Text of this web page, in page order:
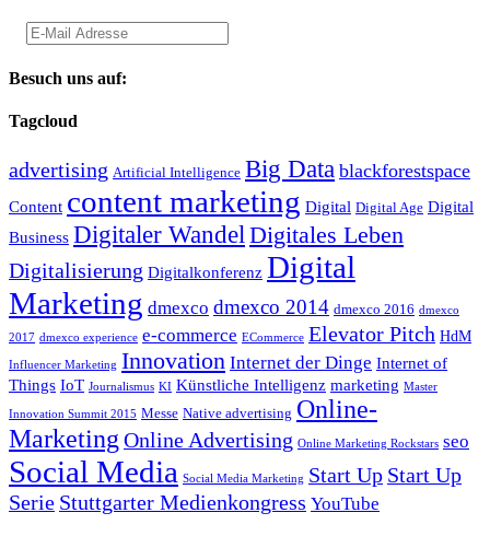
Besuch uns auf:
Tagcloud
advertising Artificial Intelligence Big Data blackforestspace
Content content marketing Digital Digital Age Digital
Business Digitaler WandelDigitales Leben
Digitalisierung Digitalkonferenz Digital
Marketing dmexco dmexco 2014 dmexco 2016 dmexco
2017 dmexco experience e-commerce ECommerce Elevator Pitch HdM
Influencer Marketing Innovation Internet der Dinge Internet of
Things IoT Journalismus KI Künstliche Intelligenz marketing Master
Innovation Summit 2015 Messe Native advertising Online-
MarketingOnline Advertising Online Marketing Rockstars seo
Social Media Social Media Marketing Start Up Start Up
Serie Stuttgarter Medienkongress YouTube